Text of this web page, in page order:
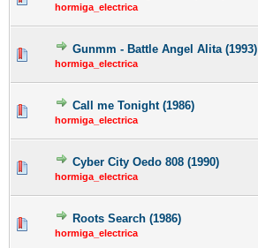
hormiga_electrica
Gunmm - Battle Angel Alita (1993)
hormiga_electrica
Call me Tonight (1986)
hormiga_electrica
Cyber City Oedo 808 (1990)
hormiga_electrica
Roots Search (1986)
hormiga_electrica